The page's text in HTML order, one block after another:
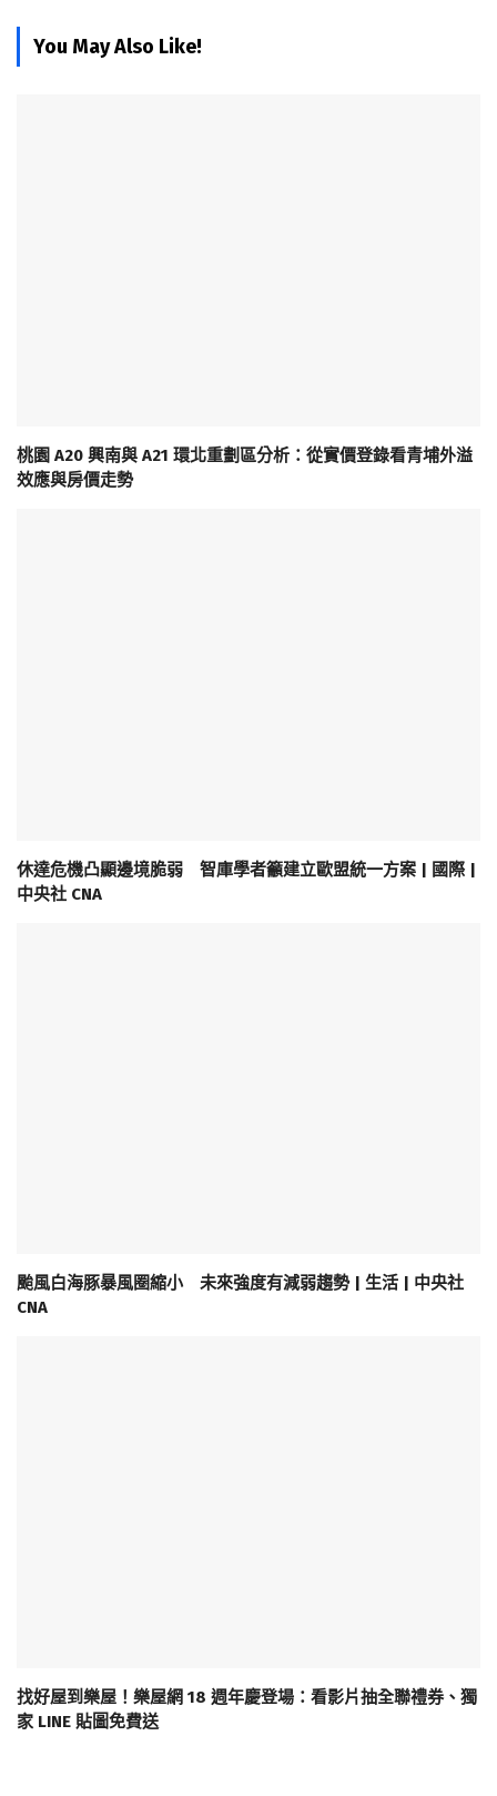
You May Also Like!
桃園 A20 興南與 A21 環北重劃區分析：從實價登錄看青埔外溢
效應與房價走勢
休達危機凸顯邊境脆弱 智庫學者籲建立歐盟統一方案 | 國際 |
中央社 CNA
颱風白海豚暴風圈縮小 未來強度有減弱趨勢 | 生活 | 中央社
CNA
找好屋到樂屋！樂屋網 18 週年慶登場：看影片抽全聯禮券、獨
家 LINE 貼圖免費送